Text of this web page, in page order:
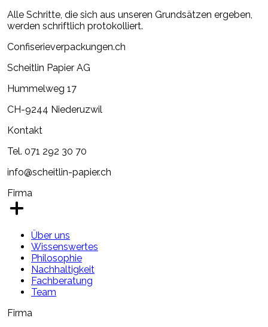
Alle Schritte, die sich aus unseren Grundsätzen ergeben,
werden schriftlich protokolliert.
Confiserieverpackungen.ch
Scheitlin Papier AG
Hummelweg 17
CH-9244 Niederuzwil
Kontakt
Tel. 071 292 30 70
info@scheitlin-papier.ch
Firma
Über uns
Wissenswertes
Philosophie
Nachhaltigkeit
Fachberatung
Team
Firma